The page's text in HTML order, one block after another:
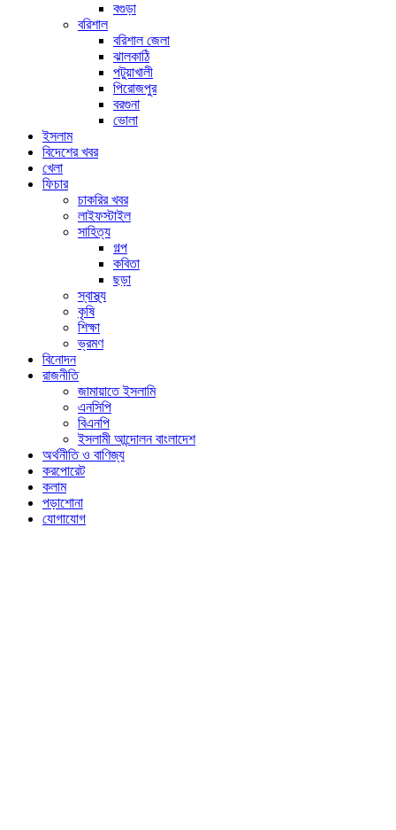
বগুড়া
বরিশাল
বরিশাল জেলা
ঝালকাঠি
পটুয়াখালী
পিরোজপুর
বরগুনা
ভোলা
ইসলাম
বিদেশের খবর
খেলা
ফিচার
চাকরির খবর
লাইফস্টাইল
সাহিত্য
গল্প
কবিতা
ছড়া
স্বাস্থ্য
কৃষি
শিক্ষা
ভ্রমণ
বিনোদন
রাজনীতি
জামায়াতে ইসলামি
এনসিপি
বিএনপি
ইসলামী আন্দোলন বাংলাদেশ
অর্থনীতি ও বাণিজ্য
করপোরেট
কলাম
পড়াশোনা
যোগাযোগ